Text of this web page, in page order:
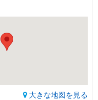
大きな地図を見る